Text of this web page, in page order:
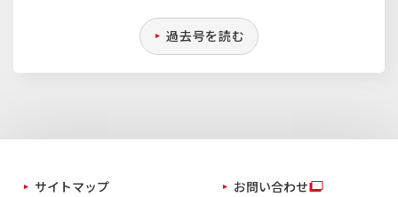
過去号を読む
サイトマップ お問い合わせ